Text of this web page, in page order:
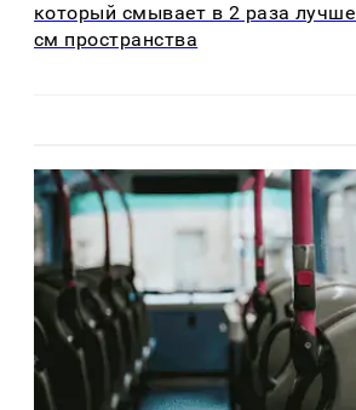
который смывает в 2 раза
см пространства